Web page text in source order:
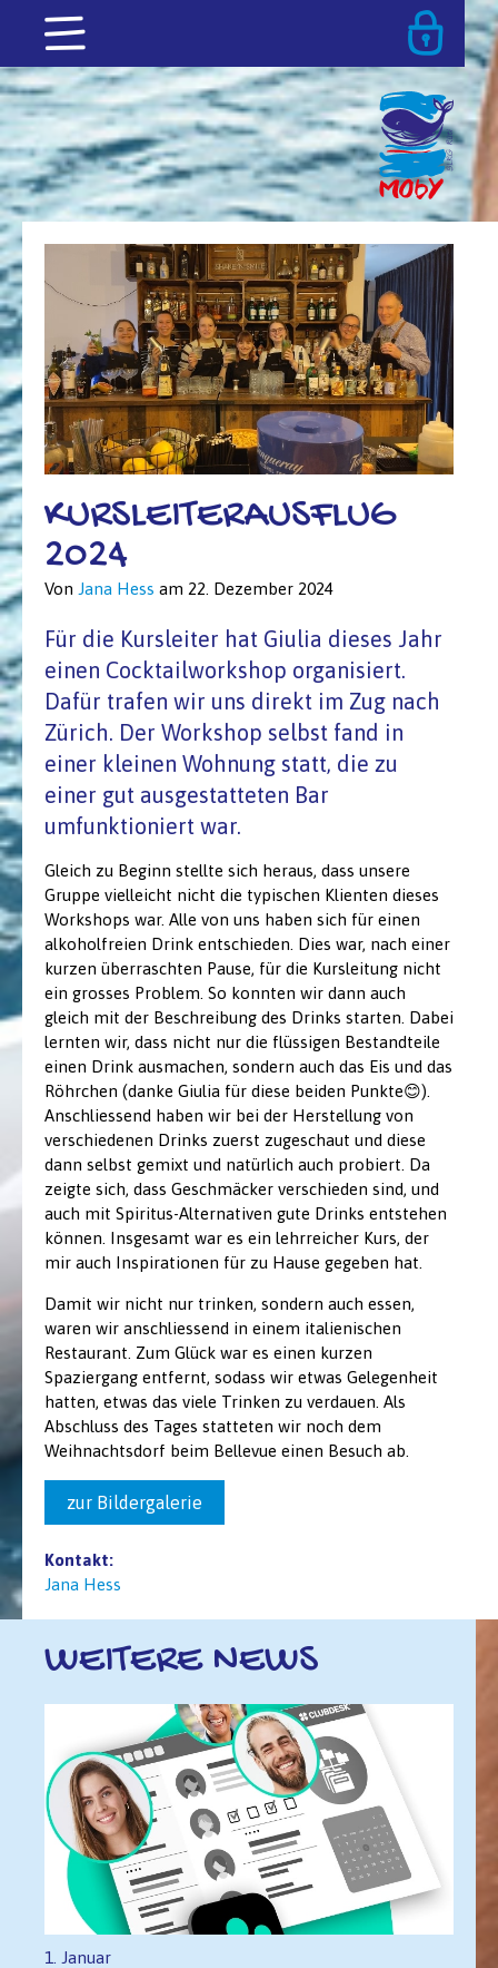
KURSLEITERAUSFLUG
2024
Von Jana Hess am 22. Dezember 2024
Für die Kursleiter hat Giulia dieses Jahr
einen Cocktailworkshop organisiert.
Dafür trafen wir uns direkt im Zug nach
Zürich. Der Workshop selbst fand in
einer kleinen Wohnung statt, die zu
einer gut ausgestatteten Bar
umfunktioniert war.
Gleich zu Beginn stellte sich heraus, dass unsere
Gruppe vielleicht nicht die typischen Klienten dieses
Workshops war. Alle von uns haben sich für einen
alkoholfreien Drink entschieden. Dies war, nach einer
kurzen überraschten Pause, für die Kursleitung nicht
ein grosses Problem. So konnten wir dann auch
gleich mit der Beschreibung des Drinks starten. Dabei
lernten wir, dass nicht nur die flüssigen Bestandteile
einen Drink ausmachen, sondern auch das Eis und das
Röhrchen (danke Giulia für diese beiden Punkte😊).
Anschliessend haben wir bei der Herstellung von
verschiedenen Drinks zuerst zugeschaut und diese
dann selbst gemixt und natürlich auch probiert. Da
zeigte sich, dass Geschmäcker verschieden sind, und
auch mit Spiritus-Alternativen gute Drinks entstehen
können. Insgesamt war es ein lehrreicher Kurs, der
mir auch Inspirationen für zu Hause gegeben hat.
Damit wir nicht nur trinken, sondern auch essen,
waren wir anschliessend in einem italienischen
Restaurant. Zum Glück war es einen kurzen
Spaziergang entfernt, sodass wir etwas Gelegenheit
hatten, etwas das viele Trinken zu verdauen. Als
Abschluss des Tages statteten wir noch dem
Weihnachtsdorf beim Bellevue einen Besuch ab.
zur Bildergalerie
Kontakt:
Jana Hess
WEITERE NEWS
1. Januar